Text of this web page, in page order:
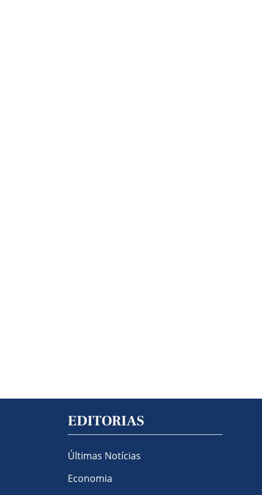
EDITORIAS
Últimas Notícias
Economia